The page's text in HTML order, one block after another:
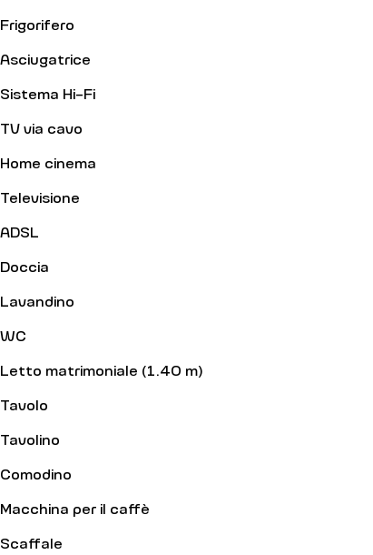
Frigorifero
Asciugatrice
Sistema Hi-Fi
TV via cavo
Home cinema
Televisione
ADSL
Doccia
Lavandino
WC
Letto matrimoniale (1.40 m)
Tavolo
Tavolino
Comodino
Macchina per il caffè
Scaffale